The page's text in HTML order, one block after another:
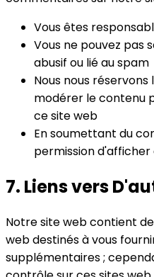
Vous êtes
Vous ne pouvez pas
abusif ou lié au spam
Nous nous
modérer le contenu
ce site web
En soumettant du
permission
7. Liens vers
Notre site web contient
web destinés à vous
supplémentaires ;